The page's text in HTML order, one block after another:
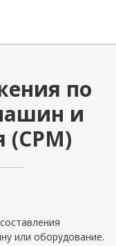
по
и
(CPM)
или оборудование.